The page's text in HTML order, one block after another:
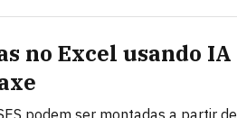
no Excel usando IA
podem ser montadas a partir de